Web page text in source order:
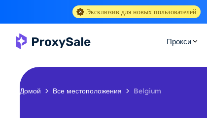
Эксклюзив для новых пользователей
Прокси
Домой Все местоположения Belgium